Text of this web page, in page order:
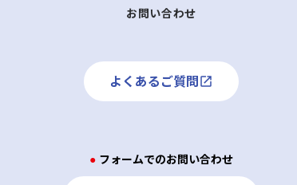
お問い合わせ
よくあるご質問
● フォームでのお問い合わせ